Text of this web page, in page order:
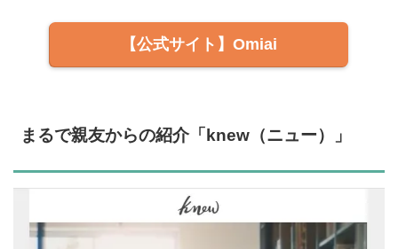
【公式サイト】Omiai
まるで親友からの紹介「knew（ニュー）」